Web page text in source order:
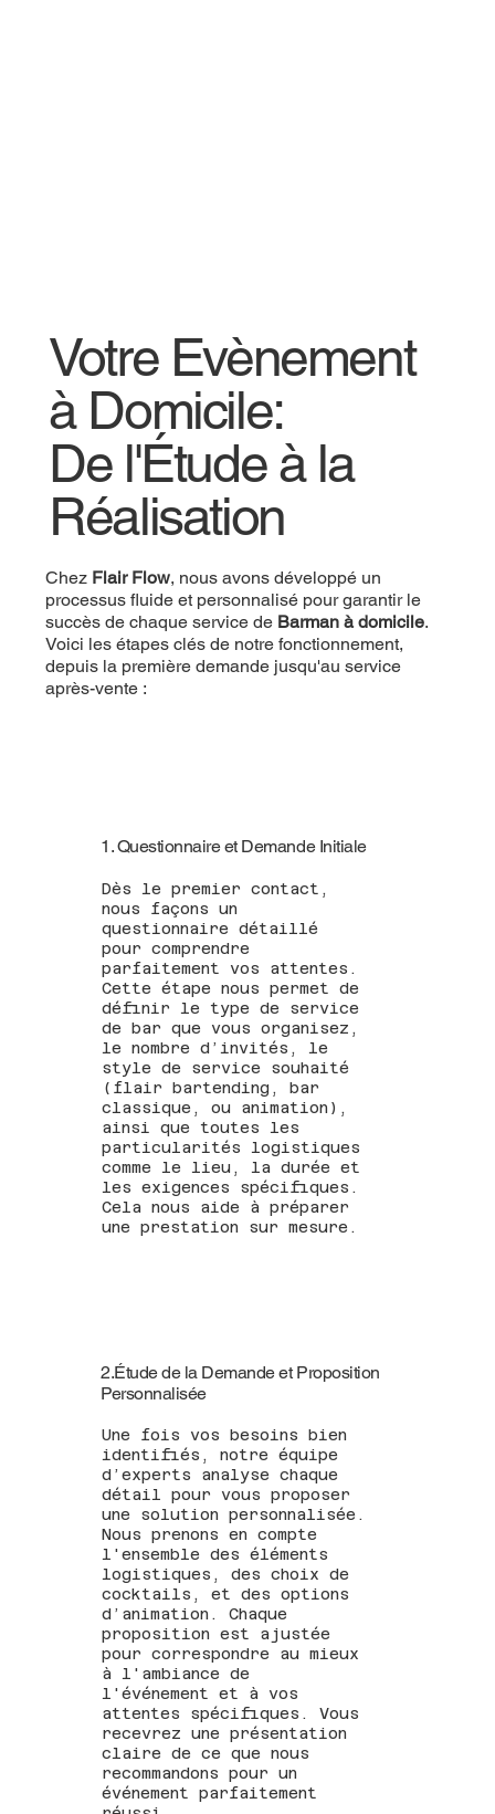
Votre Evènement
à Domicile:
De l'Étude à la
Réalisation
Chez Flair Flow, nous avons développé un
processus fluide et personnalisé pour garantir le
succès de chaque service de Barman à domicile.
Voici les étapes clés de notre fonctionnement,
depuis la première demande jusqu'au service
après-vente :
1. Questionnaire et Demande Initiale
Dès le premier contact,
nous façons un
questionnaire détaillé
pour comprendre
parfaitement vos attentes.
Cette étape nous permet de
définir le type de service
de bar que vous organisez,
le nombre d’invités, le
style de service souhaité
(flair bartending, bar
classique, ou animation),
ainsi que toutes les
particularités logistiques
comme le lieu, la durée et
les exigences spécifiques.
Cela nous aide à préparer
une prestation sur mesure.
2.Étude de la Demande et Proposition
Personnalisée
Une fois vos besoins bien
identifiés, notre équipe
d’experts analyse chaque
détail pour vous proposer
une solution personnalisée.
Nous prenons en compte
l'ensemble des éléments
logistiques, des choix de
cocktails, et des options
d’animation. Chaque
proposition est ajustée
pour correspondre au mieux
à l'ambiance de
l'événement et à vos
attentes spécifiques. Vous
recevrez une présentation
claire de ce que nous
recommandons pour un
événement parfaitement